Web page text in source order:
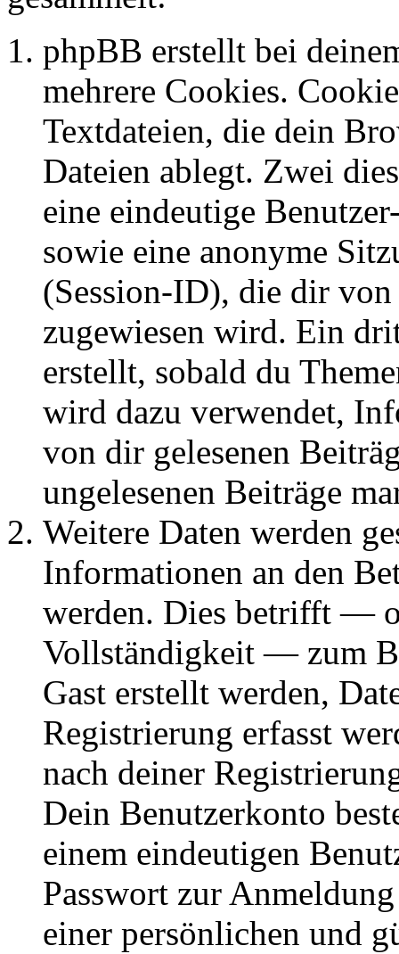
phpBB erstellt bei
mehrere Cookies.
Textdateien, die dein
Dateien ablegt. Zwei
eine eindeutige
sowie eine anonyme
(Session-ID), die dir
zugewiesen wird. Ein
erstellt, sobald du
wird dazu verwendet,
von dir gelesenen
ungelesenen Beiträge
Weitere Daten werden
Informationen an den
werden. Dies betrifft —
Vollständigkeit — zum
Gast erstellt werden,
Registrierung erfasst
nach deiner
Dein Benutzerkonto
einem eindeutigen
Passwort zur
einer persönlichen und